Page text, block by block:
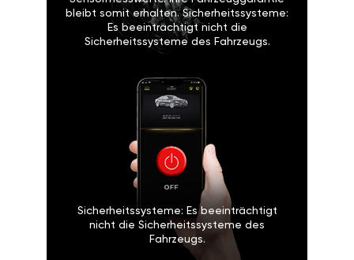
bleibt somit erhalten. Sicherheitssysteme:
Es beeinträchtigt nicht die
Sicherheitssysteme des Fahrzeugs.
Sicherheitssysteme: Es beeinträchtigt
nicht die Sicherheitssysteme des
Fahrzeugs.